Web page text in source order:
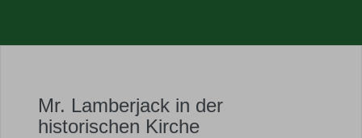
Mr. Lamberjack in der
historischen Kirche